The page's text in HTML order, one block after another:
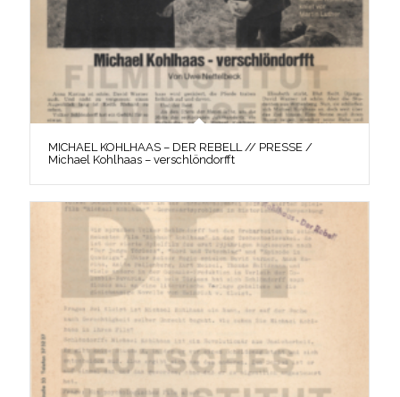
MICHAEL KOHLHAAS – DER REBELL // PRESSE /
Michael Kohlhaas – verschlöndorfft